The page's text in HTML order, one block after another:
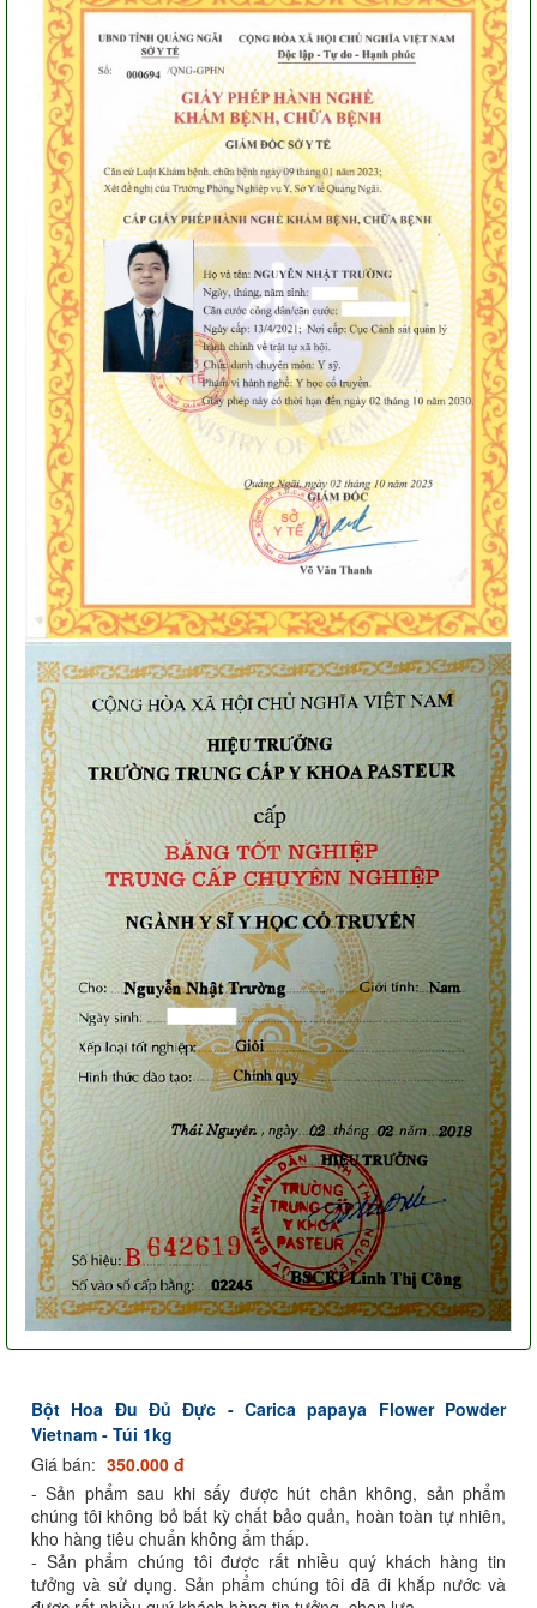
Bột Hoa Đu Đủ Đực - Carica papaya Flower Powder
Vietnam - Túi 1kg
Giá bán: 350.000 đ
- Sản phẩm sau khi sấy được hút chân không, sản phẩm
chúng tôi không bỏ bất kỳ chất bảo quản, hoàn toàn tự nhiên,
kho hàng tiêu chuẩn không ẩm thấp.
- Sản phẩm chúng tôi được rất nhiều quý khách hàng tin
tưởng và sử dụng. Sản phẩm chúng tôi đã đi khắp nước và